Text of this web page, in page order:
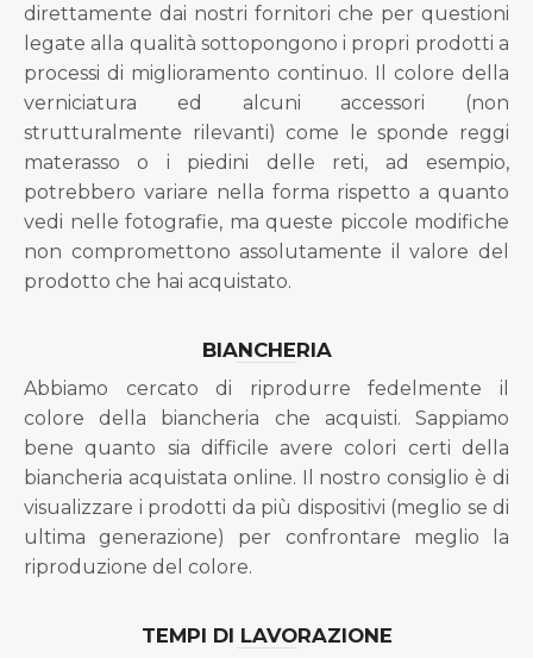
direttamente dai nostri fornitori che per questioni
legate alla qualità sottopongono i propri prodotti a
processi di miglioramento continuo. Il colore della
verniciatura ed alcuni accessori (non
strutturalmente rilevanti) come le sponde reggi
materasso o i piedini delle reti, ad esempio,
potrebbero variare nella forma rispetto a quanto
vedi nelle fotografie, ma queste piccole modifiche
non compromettono assolutamente il valore del
prodotto che hai acquistato.
BIANCHERIA
Abbiamo cercato di riprodurre fedelmente il
colore della biancheria che acquisti. Sappiamo
bene quanto sia difficile avere colori certi della
biancheria acquistata online. Il nostro consiglio è di
visualizzare i prodotti da più dispositivi (meglio se di
ultima generazione) per confrontare meglio la
riproduzione del colore.
TEMPI DI LAVORAZIONE